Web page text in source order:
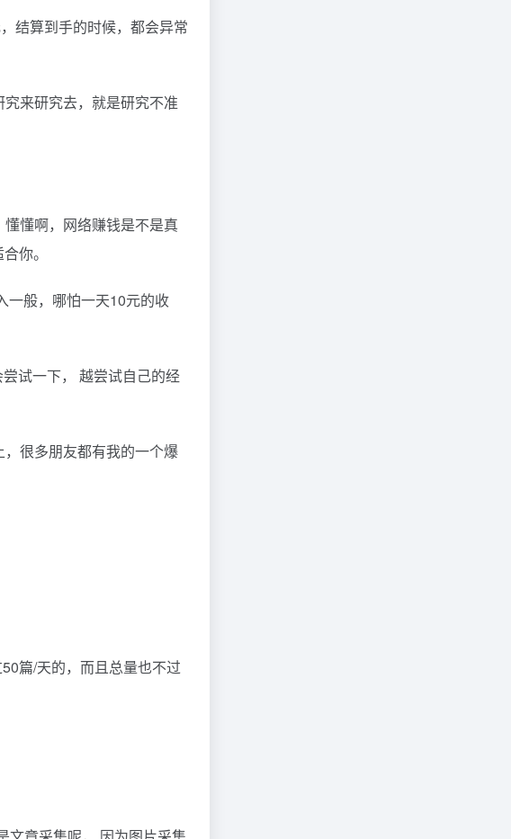
结算到手的时候，都会异常
来研究去，就是研究不准
懂啊，网络赚钱是不是真
你。
一般，哪怕一天10元的收
试一下， 越尝试自己的经
很多朋友都有我的一个爆
篇/天的，而且总量也不过